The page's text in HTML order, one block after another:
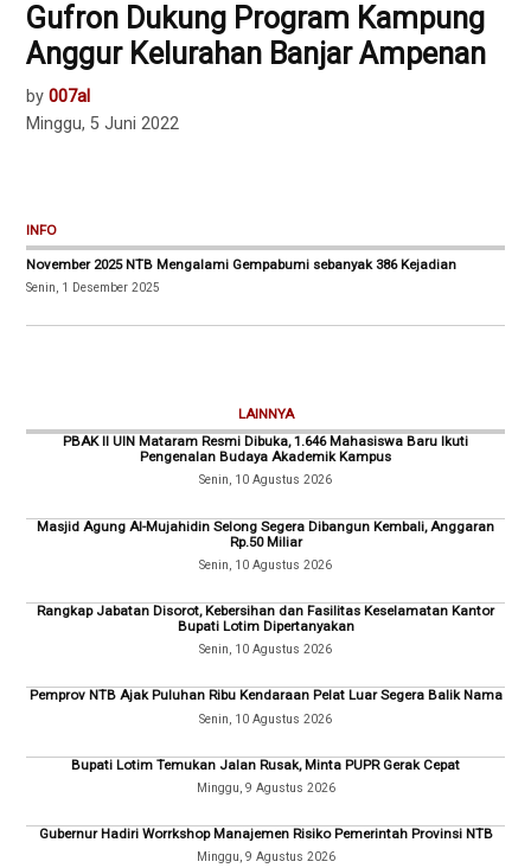
Gufron Dukung Program Kampung
Anggur Kelurahan Banjar Ampenan
by 007al
Minggu, 5 Juni 2022
INFO
November 2025 NTB Mengalami Gempabumi sebanyak 386 Kejadian
Senin, 1 Desember 2025
LAINNYA
PBAK II UIN Mataram Resmi Dibuka, 1.646 Mahasiswa Baru Ikuti
Pengenalan Budaya Akademik Kampus
Senin, 10 Agustus 2026
Masjid Agung Al-Mujahidin Selong Segera Dibangun Kembali, Anggaran
Rp.50 Miliar
Senin, 10 Agustus 2026
Rangkap Jabatan Disorot, Kebersihan dan Fasilitas Keselamatan Kantor
Bupati Lotim Dipertanyakan
Senin, 10 Agustus 2026
Pemprov NTB Ajak Puluhan Ribu Kendaraan Pelat Luar Segera Balik Nama
Senin, 10 Agustus 2026
Bupati Lotim Temukan Jalan Rusak, Minta PUPR Gerak Cepat
Minggu, 9 Agustus 2026
Gubernur Hadiri Worrkshop Manajemen Risiko Pemerintah Provinsi NTB
Minggu, 9 Agustus 2026